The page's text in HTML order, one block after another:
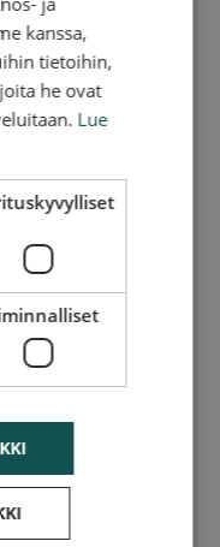
antamalla
hinaukselle
kun sinulla ei ole
sisällä.
ja viennin
hoituu REDGO
sujuu nopeasti ja
kanssa,
tietoihin,
he ovat
Lue